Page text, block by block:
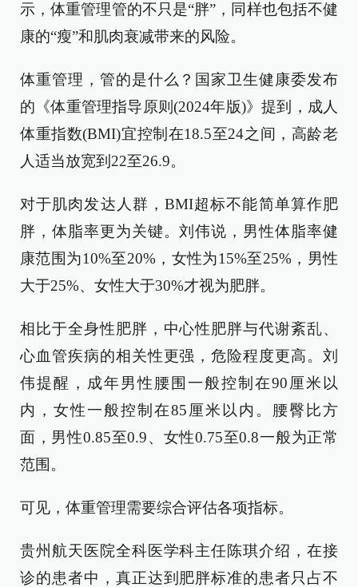
示，体重管理管的不只是“胖”，同样也包括不健
康的“瘦”和肌肉衰减带来的风险。
体重管理，管的是什么？国家卫生健康委发布
的《体重管理指导原则(2024年版)》提到，成人
体重指数(BMI)宜控制在18.5至24之间，高龄老
人适当放宽到22至26.9。
对于肌肉发达人群，BMI超标不能简单算作肥
胖，体脂率更为关键。刘伟说，男性体脂率健
康范围为10%至20%，女性为15%至25%，男性
大于25%、女性大于30%才视为肥胖。
相比于全身性肥胖，中心性肥胖与代谢紊乱、
心血管疾病的相关性更强，危险程度更高。刘
伟提醒，成年男性腰围一般控制在90厘米以
内，女性一般控制在85厘米以内。腰臀比方
面，男性0.85至0.9、女性0.75至0.8一般为正常
范围。
可见，体重管理需要综合评估各项指标。
贵州航天医院全科医学科主任陈琪介绍，在接
诊的患者中，真正达到肥胖标准的患者只占不